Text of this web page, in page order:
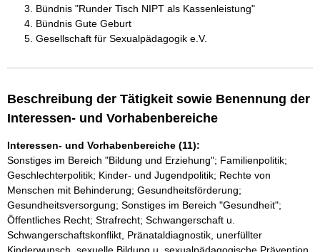
Bündnis "Runder Tisch NIPT als Kassenleistung"
Bündnis Gute Geburt
Gesellschaft für Sexualpädagogik e.V.
Beschreibung der Tätigkeit sowie Benennung der
Interessen- und Vorhabenbereiche
Interessen- und Vorhabenbereiche (11):
Sonstiges im Bereich "Bildung und Erziehung"; Familienpolitik;
Geschlechterpolitik; Kinder- und Jugendpolitik; Rechte von
Menschen mit Behinderung; Gesundheitsförderung;
Gesundheitsversorgung; Sonstiges im Bereich "Gesundheit";
Öffentliches Recht; Strafrecht; Schwangerschaft u.
Schwangerschaftskonflikt, Pränataldiagnostik, unerfüllter